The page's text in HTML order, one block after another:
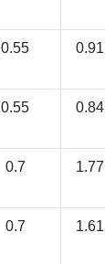
0.55 0.91
0.55 0.84
0.7 1.77
0.7 1.61